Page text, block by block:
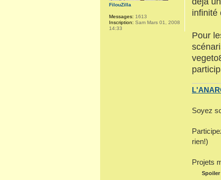
infinité
Pour
Soyez
rien!)
Projets
Spoiler
FilouZilla
Messages: 1613
Inscription: Sam Mars 01, 2008
14:33